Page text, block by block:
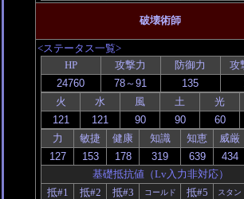
破壊術師
<ステータス一覧>
HP
攻撃力 防御力 攻
火 水 風 土 光
力 敏捷 健康 知識 知恵 威厳
基礎抵抗値（Lv入力非対応）
抵#1
抵#2 抵#3 コールド 抵#5 スタン